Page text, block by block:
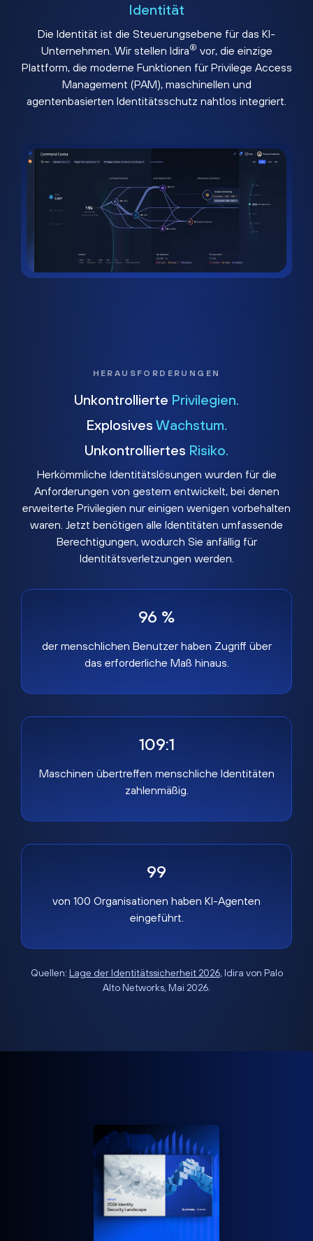
Identität
Die Identität ist die Steuerungsebene für das KI-
Unternehmen. Wir stellen Idira® vor, die einzige
Plattform, die moderne Funktionen für Privilege Access
Management (PAM), maschinellen und
agentenbasierten Identitätsschutz nahtlos integriert.
HERAUSFORDERUNGEN
Unkontrollierte Privilegien.
Explosives Wachstum.
Unkontrolliertes Risiko.
Herkömmliche Identitätslösungen wurden für die
Anforderungen von gestern entwickelt, bei denen
erweiterte Privilegien nur einigen wenigen vorbehalten
waren. Jetzt benötigen alle Identitäten umfassende
Berechtigungen, wodurch Sie anfällig für
Identitätsverletzungen werden.
96 %
der menschlichen Benutzer haben Zugriff über
das erforderliche Maß hinaus.
109:1
Maschinen übertreffen menschliche Identitäten
zahlenmäßig.
99
von 100 Organisationen haben KI-Agenten
eingeführt.
Quellen: Lage der Identitätssicherheit 2026, Idira von Palo
Alto Networks, Mai 2026.